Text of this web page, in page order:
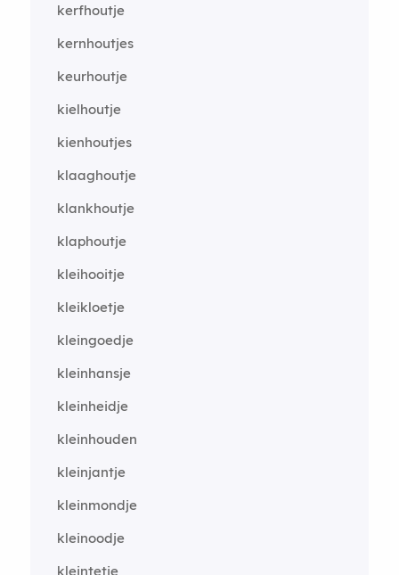
kerfhoutje
kernhoutjes
keurhoutje
kielhoutje
kienhoutjes
klaaghoutje
klankhoutje
klaphoutje
kleihooitje
kleikloetje
kleingoedje
kleinhansje
kleinheidje
kleinhouden
kleinjantje
kleinmondje
kleinoodje
kleintetje